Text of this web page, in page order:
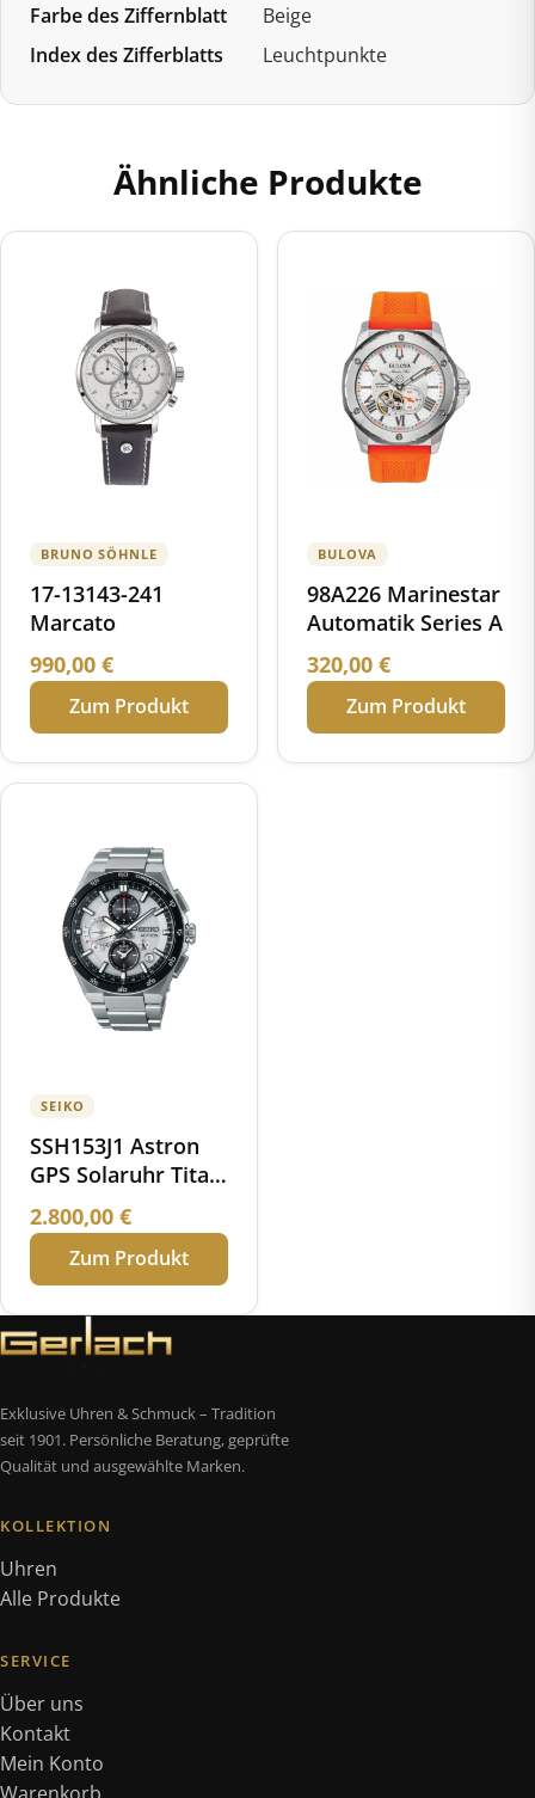
Farbe des Ziffernblatt
Beige
Index des Zifferblatts
Leuchtpunkte
Ähnliche Produkte
BRUNO SÖHNLE
17-13143-241
Marcato
990,00 €
Zum Produkt
BULOVA
98A226 Marinestar
Automatik Series A
320,00 €
Zum Produkt
SEIKO
SSH153J1 Astron
GPS Solaruhr Titan
Keramik
2.800,00 €
Zum Produkt
Exklusive Uhren & Schmuck – Tradition
seit 1901. Persönliche Beratung, geprüfte
Qualität und ausgewählte Marken.
KOLLEKTION
Uhren
Alle Produkte
SERVICE
Über uns
Kontakt
Mein Konto
Warenkorb